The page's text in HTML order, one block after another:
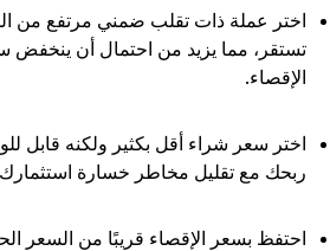
عملة ذات تقلب ضمني مرتفع من
مما يزيد من احتمال أن ينخفض
سعر شراء أقل بكثير ولكنه قابل
مع تقليل مخاطر خسارة استثمارك.
بسعر الإقصاء قريبًا من السعر